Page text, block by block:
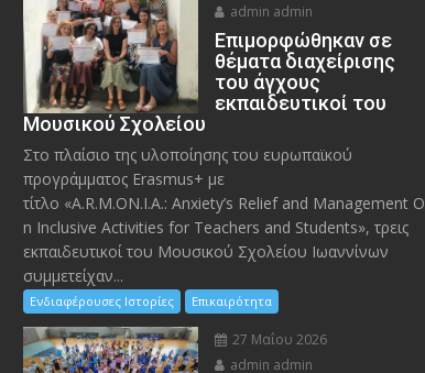
admin admin
Eπιμορφώθηκαν σε
θέματα διαχείρισης
του άγχους
εκπαιδευτικοί του
Μουσικού Σχολείου
Στο πλαίσιο της υλοποίησης του ευρωπαϊκού
προγράμματος Erasmus+ με
τίτλο «A.R.M.ON.I.A.: Anxiety’s Relief and Management O
n Inclusive Activities for Teachers and Students», τρεις
εκπαιδευτικοί του Μουσικού Σχολείου Ιωαννίνων
συμμετείχαν...
Ενδιαφέρουσες Ιστορίες Επικαιρότητα
27 Μαΐου 2026
admin admin